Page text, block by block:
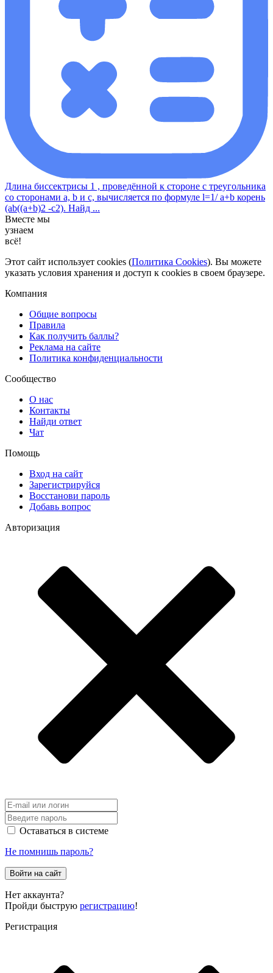
Длина биссектрисы 1 , проведённой к стороне с треугольника
со сторонами a, b и с, вычисляется по формуле l=1/ a+b корень
(ab((a+b)2 -c2). Найд ...
Вместе мы
узнаем
всё!
Этот сайт использует cookies (Политика Cookies). Вы можете
указать условия хранения и доступ к cookies в своем браузере.
Компания
Общие вопросы
Правила
Как получить баллы?
Реклама на сайте
Политика конфиденциальности
Сообщество
О нас
Контакты
Найди ответ
Чат
Помощь
Вход на сайт
Зарегистрируйся
Восстанови пароль
Добавь вопрос
Авторизация
Оставаться в системе
Не помнишь пароль?
Войти на сайт
Нет аккаунта?
Пройди быструю регистрацию!
Регистрация